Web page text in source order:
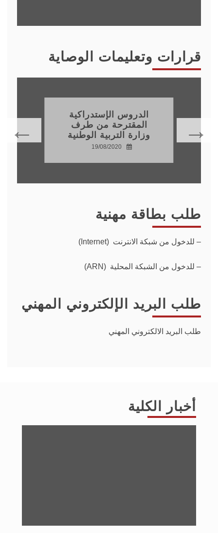
قرارات وتعليمات الوصاية
الدروس الإستدراكية
المقترحة من طرف
وزارة التربية الوطنية
19/08/2020
طلب بطاقة مهنية
– للدخول من شبكة الانترنت (Internet)
– للدخول من الشبكة المحلية (ARN)
طلب البريد الإلكتروني المهني
طلب البريد الالكتروني المهني
أخبار الكلية